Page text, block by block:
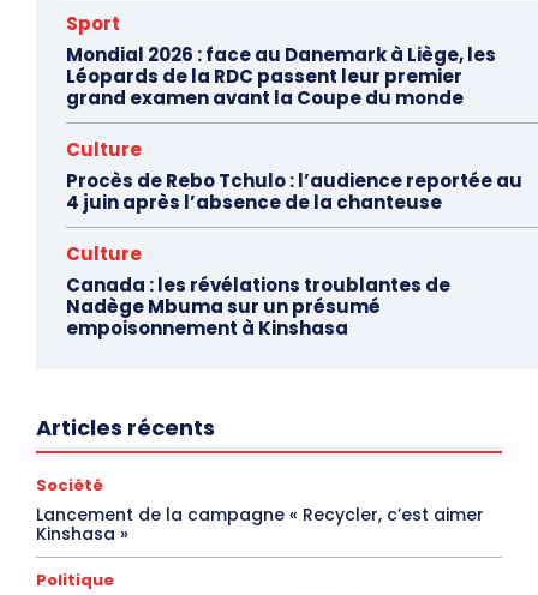
Sport
Mondial 2026 : face au Danemark à Liège, les
Léopards de la RDC passent leur premier
grand examen avant la Coupe du monde
Culture
Procès de Rebo Tchulo : l’audience reportée au
4 juin après l’absence de la chanteuse
Culture
Canada : les révélations troublantes de
Nadège Mbuma sur un présumé
empoisonnement à Kinshasa
Articles récents
Société
Lancement de la campagne « Recycler, c’est aimer
Kinshasa »
Politique